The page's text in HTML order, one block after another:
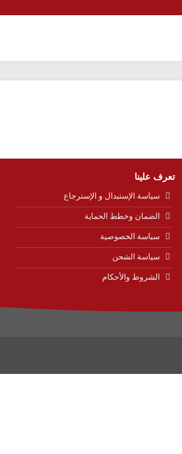
تعرف علينا
سياسة الإستبدال و الإسترجاع
الضمان وخطط الحماية
سياسة الخصوصية
سياسة الشحن
الشروط والأحكام